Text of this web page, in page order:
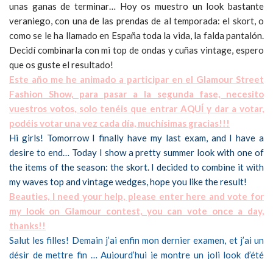
unas ganas de terminar… Hoy os muestro un look bastante
veraniego, con una de las prendas de al temporada: el skort, o
como se le ha llamado en España toda la vida, la falda pantalón.
Decidí combinarla con mi top de ondas y cuñas vintage, espero
que os guste el resultado!
Este año me he animado a participar en el Glamour Street
Fashion Show, para pasar a la segunda fase, necesito
vuestros votos, solo tenéis que entrar AQUÍ y dar a votar,
podéis votar una vez cada día, muchísimas gracias!!!
Hi girls! Tomorrow I finally have my last exam, and I have a
desire to end… Today I show a pretty summer look with one of
the items of the season: the skort. I decided to combine it with
my waves top and vintage wedges, hope you like the result!
Beauties, I need your help, please enter here and vote for
my look on Glamour contest, you can vote once a day,
thanks!!
Salut les filles! Demain j’ai enfin mon dernier examen, et j’ai un
désir de mettre fin … Aujourd’hui je montre un joli look d’été